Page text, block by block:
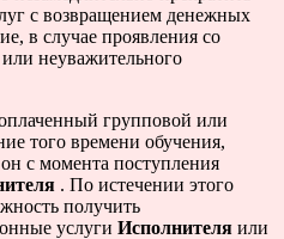
с возвращением денежных
в случае проявления со
или неуважительного
групповой или
того времени обучения,
с момента поступления
. По истечении этого
получить
услуги Исполнителя или